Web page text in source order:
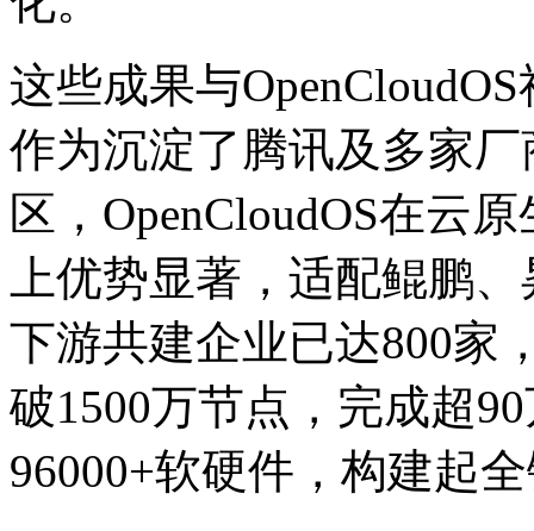
这些成果与
作为沉淀了腾讯及多家
区，OpenCloudOS在云
上优势显著，适配鲲鹏
下游共建企业已达800家
破1500万节点，完成超
96000+软硬件，构建